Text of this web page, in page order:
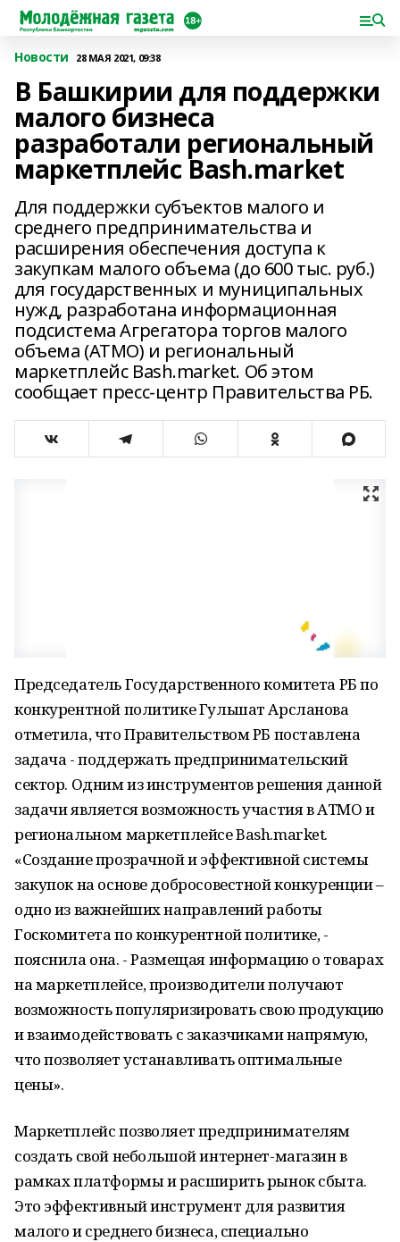
Новости 28 МАЯ 2021, 09:38
В Башкирии для поддержки
малого бизнеса
разработали региональный
маркетплейс Bash.market
Для поддержки субъектов малого и
среднего предпринимательства и
расширения обеспечения доступа к
закупкам малого объема (до 600 тыс. руб.)
для государственных и муниципальных
нужд, разработана информационная
подсистема Агрегатора торгов малого
объема (АТМО) и региональный
маркетплейс Bash.market. Об этом
сообщает пресс-центр Правительства РБ.
Председатель Государственного комитета РБ по
конкурентной политике Гульшат Арсланова
отметила, что Правительством РБ поставлена
задача - поддержать предпринимательский
сектор. Одним из инструментов решения данной
задачи является возможность участия в АТМО и
региональном маркетплейсе Bash.market.
«Создание прозрачной и эффективной системы
закупок на основе добросовестной конкуренции –
одно из важнейших направлений работы
Госкомитета по конкурентной политике, -
пояснила она. - Размещая информацию о товарах
на маркетплейсе, производители получают
возможность популяризировать свою продукцию
и взаимодействовать с заказчиками напрямую,
что позволяет устанавливать оптимальные
цены».
Маркетплейс позволяет предпринимателям
создать свой небольшой интернет-магазин в
рамках платформы и расширить рынок сбыта.
Это эффективный инструмент для развития
малого и среднего бизнеса, специально